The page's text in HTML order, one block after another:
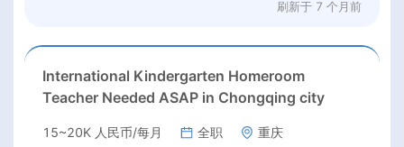
刷新于 7 个月前
International Kindergarten Homeroom
Teacher Needed ASAP in Chongqing city
15~20K 人民币/每月 全职 重庆